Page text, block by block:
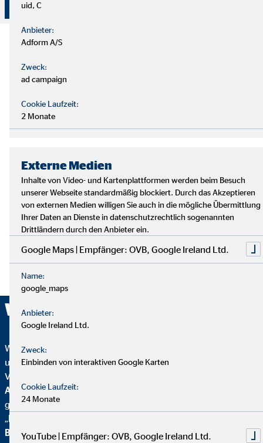
Wir sind ausgezeichnet!
Wir wurden mehrfach ausgezeichnet – ein starkes Zeichen für
unser Engagement in Qualität, Fairness und Nachhaltigkeit.
Von
Altersvorsorgeberatung und als fairster Finanzvertrieb
geehrt. Zusätzlich erhielten wir vom
„
Beschäftigung und Employability (IBE ). Als Teil der
uid, C
Anbieter:
Adform A/S
Zweck:
ad campaign
Cookie Laufzeit:
2 Monate
Externe Medien
Inhalte von Video- und Kartenplattformen werden beim Besuch
unserer Webseite standardmäßig blockiert. Durch das Akzeptieren
von externen Medien willigen Sie auch in die mögliche Übermittlung
Ihrer Daten an Dienste in datenschutzrechtlich sogenannten
Drittländern durch den Anbieter ein.
Google Maps | Empfänger: OVB, Google Ireland Ltd.
Name:
google_maps
Anbieter:
Google Ireland Ltd.
Zweck:
Einbinden von interaktiven Google Karten
Cookie Laufzeit:
24 Monate
YouTube | Empfänger: OVB, Google Ireland Ltd.